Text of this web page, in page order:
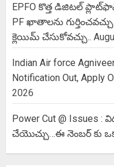
EPFO కొత్త డిజిటల్
PF ఖాతాలను
క్లెయిమ్ చేసుకోవచ్చు..
Indian Air force
Notification Out, Apply
2026
Power Cut @ Issues
చేయొచ్చు…ఈ నెంబర్ కు